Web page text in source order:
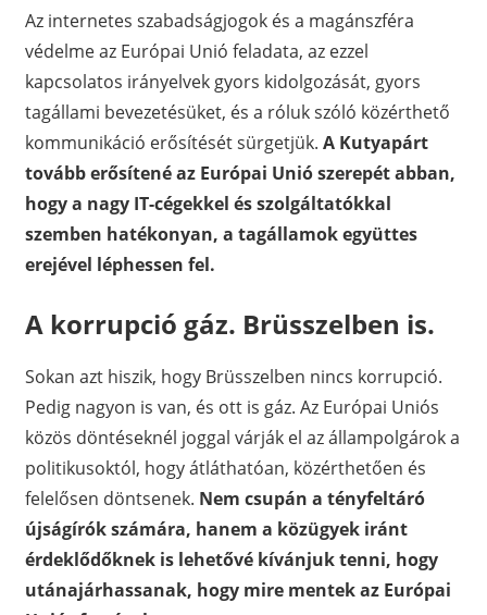
Az internetes szabadságjogok és a magánszféra
védelme az Európai Unió feladata, az ezzel
kapcsolatos irányelvek gyors kidolgozását, gyors
tagállami bevezetésüket, és a róluk szóló közérthető
kommunikáció erősítését sürgetjük. A Kutyapárt
tovább erősítené az Európai Unió szerepét abban,
hogy a nagy IT-cégekkel és szolgáltatókkal
szemben hatékonyan, a tagállamok együttes
erejével léphessen fel.
A korrupció gáz. Brüsszelben is.
Sokan azt hiszik, hogy Brüsszelben nincs korrupció.
Pedig nagyon is van, és ott is gáz. Az Európai Uniós
közös döntéseknél joggal várják el az állampolgárok a
politikusoktól, hogy átláthatóan, közérthetően és
felelősen döntsenek. Nem csupán a tényfeltáró
újságírók számára, hanem a közügyek iránt
érdeklődőknek is lehetővé kívánjuk tenni, hogy
utánajárhassanak, hogy mire mentek az Európai